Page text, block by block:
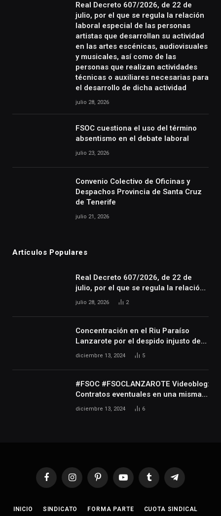
Real Decreto 607/2026, de 22 de
julio, por el que se regula la relación
laboral especial de las personas
artistas que desarrollan su actividad
en las artes escénicas, audiovisuales
y musicales, así como de las
personas que realizan actividades
técnicas o auxiliares necesarias para
el desarrollo de dicha actividad
julio 28, 2026
FSOC cuestiona el uso del término
absentismo en el debate laboral
julio 23, 2026
Convenio Colectivo de Oficinas y
Despachos Provincia de Santa Cruz
de Tenerife
julio 21, 2026
Artículos Populares
Real Decreto 607/2026, de 22 de
julio, por el que se regula la relación
laboral especial de las personas
en las artes escénicas, audiovisuales
y musicales, así como de las
personas que realizan actividades
el desarrollo de dicha actividad
julio 28, 2026 2
Concentración en el Riu Paraíso
Lanzarote por el despido injusto de
la trabajadora Katerine
diciembre 13, 2024 5
#FSOC #FSOCLANZAROTE Videoblog:
Contratos eventuales en una misma
empresa durante varios años
diciembre 13, 2024 6
FacebookInstagramPinterestYouTube Tumblr Telegram
INICIO SINDICATO FORMA PARTE CUOTA SINDICAL